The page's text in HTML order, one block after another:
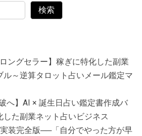
検索
ングセラー】稼ぎに特化した副業
ル～逆算タロット占いメール鑑定マ
へ】AI × 誕生日占い鑑定書作成バ
した副業ネット占いビジネス
装完全版──「自分でやった方が早